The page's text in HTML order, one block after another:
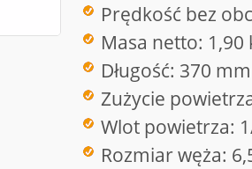
Prędkość bez
Masa netto: 1,90
Długość: 370 mm
Zużycie
Wlot powietrza:
Rozmiar węża: